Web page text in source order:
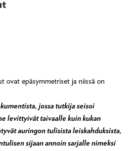
ovat epäsymmetriset ja niissä on
jossa tutkija seisoi
levittyivät taivaalle kuin kukan
auringon tulisista leiskahduksista,
sijaan annoin sarjalle nimeksi